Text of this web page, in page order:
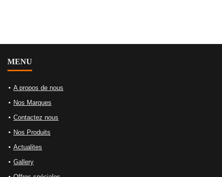
MENU
A propos de nous
Nos Marques
Contactez nous
Nos Produits
Actualites
Gallery